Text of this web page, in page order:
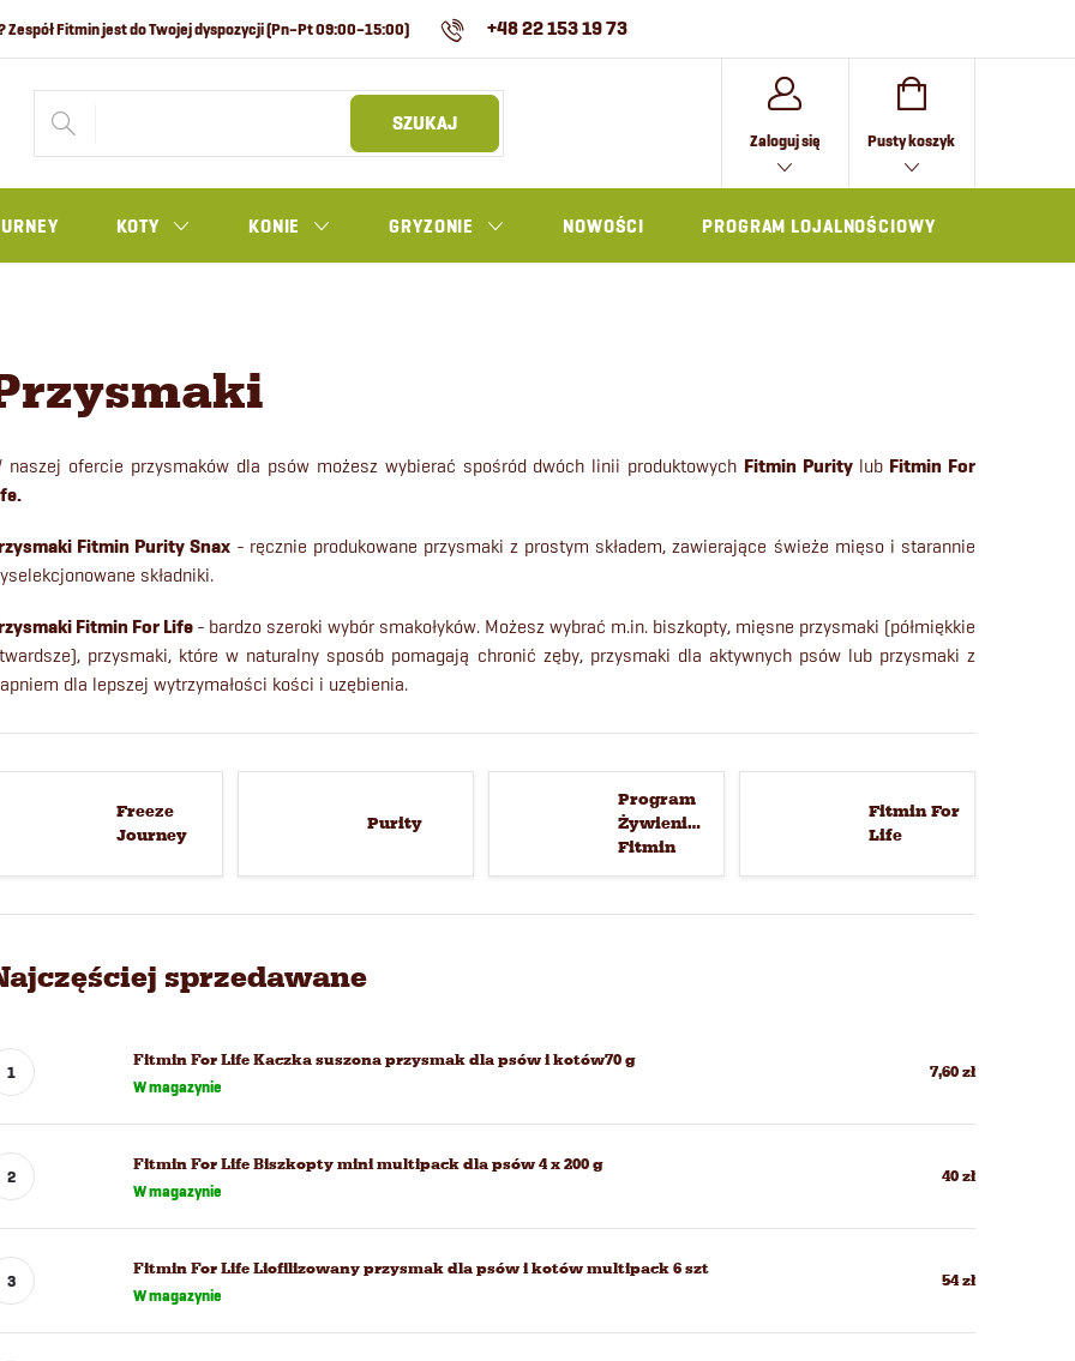
+48 22 153 19 73
SZUKAJ
Zaloguj się KOSZYK
Pusty koszyk
KOTY KONIE GRYZONIE NOWOŚCI PROGRAM LOJALNOŚCIOWY
naszej ofercie przysmaków dla psów możesz wybierać spośród dwóch linii produktowych Fitmin Purity lub Fitmin For
Fitmin Purity Snax - ręcznie produkowane przysmaki z prostym składem, zawierające świeże mięso i starannie
składniki.
Fitmin For Life - bardzo szeroki wybór smakołyków. Możesz wybrać m.in. biszkopty, mięsne przysmaki (półmiękkie
przysmaki, które w naturalny sposób pomagają chronić zęby, przysmaki dla aktywnych psów lub przysmaki z
dla lepszej wytrzymałości kości i uzębienia.
Freeze
Journey
Purity
Program
Żywieniowy
Fitmin
Fitmin For
Life
sprzedawane
Fitmin For Life Kaczka suszona przysmak dla psów i kotów70 g
W magazynie
7,60 zł
Fitmin For Life Biszkopty mini multipack dla psów 4 x 200 g
W magazynie
40 zł
Fitmin For Life Liofilizowany przysmak dla psów i kotów multipack 6 szt
W magazynie
54 zł